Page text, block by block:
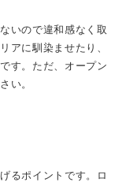
いので違和感なく取
アに馴染ませたり、
す。ただ、オープン
い。
るポイントです。ロ